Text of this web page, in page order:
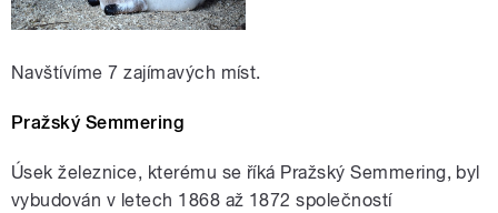
Navštívíme 7 zajímavých míst.
Pražský Semmering
Úsek železnice, kterému se říká Pražský Semmering, byl
vybudován v letech 1868 až 1872 společností